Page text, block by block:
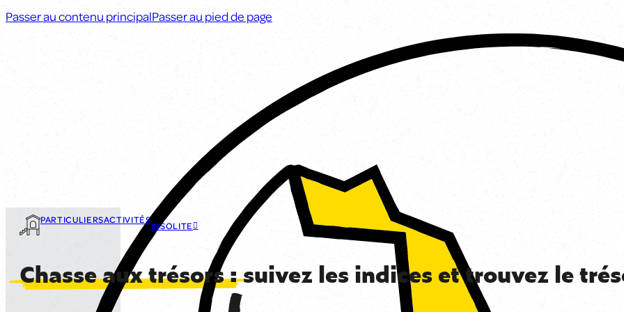
Passer au contenu principalPasser au pied de page
PARTICULIERSACTIVITÉS
INSOLITE
Chasse aux trésors :suivez les indices et trouvez le